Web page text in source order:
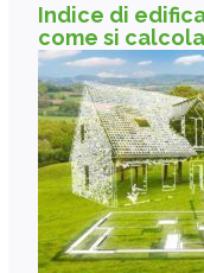
Indice di
come si calcola